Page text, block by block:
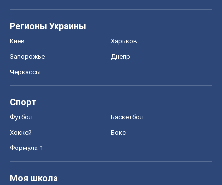
Регионы Украины
Киев Харьков
Запорожье Днепр
Черкассы
Спорт
Футбол Баскетбол
Хоккей Бокс
Формула-1
Моя школа